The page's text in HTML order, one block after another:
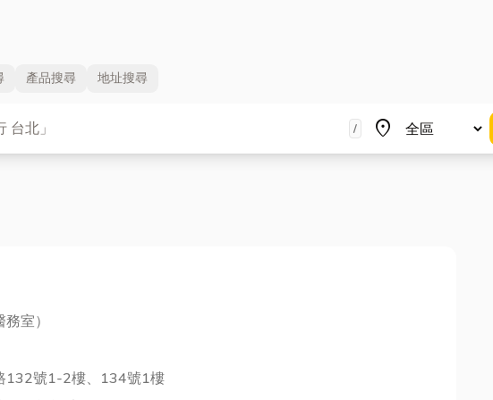
產品搜尋 地址搜尋
/ place
地區
室）
132號1-2樓、134號1樓